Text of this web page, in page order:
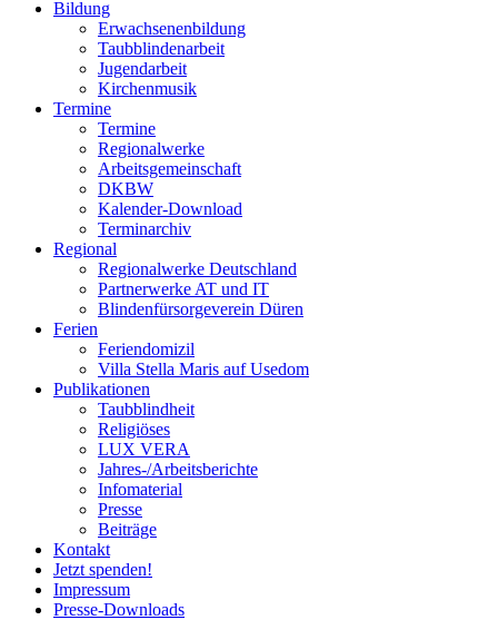
Bildung
Erwachsenenbildung
Taubblindenarbeit
Jugendarbeit
Kirchenmusik
Termine
Termine
Regionalwerke
Arbeitsgemeinschaft
DKBW
Kalender-Download
Terminarchiv
Regional
Regionalwerke Deutschland
Partnerwerke AT und IT
Blindenfürsorgeverein Düren
Ferien
Feriendomizil
Villa Stella Maris auf Usedom
Publikationen
Taubblindheit
Religiöses
LUX VERA
Jahres-/​Arbeitsberichte
Infomaterial
Presse
Beiträge
Kontakt
Jetzt spenden!
Impressum
Presse-Downloads